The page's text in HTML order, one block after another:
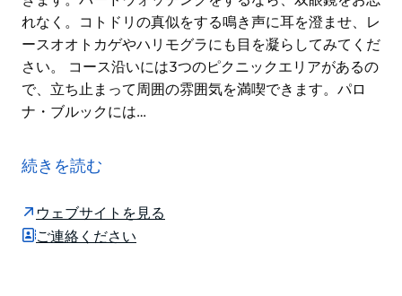
れなく。コトドリの真似をする鳴き声に耳を澄ませ、レ
ースオオトカゲやハリモグラにも目を凝らしてみてくだ
さい。 コース沿いには3つのピクニックエリアがあるの
で、立ち止まって周囲の雰囲気を満喫できます。パロ
ナ・ブルックには…
サイクリングコースは、川沿いにあり、バードウォッチ
ング、美しいピクニックエリア、そして歴史探訪を楽し
キャリントン夫人がこのコースを自転車で走ったとは考
続きを読む
ウェブサイトを見る
ご連絡ください